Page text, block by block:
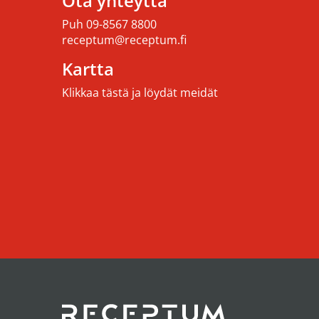
Puh 09-8567 8800
receptum@receptum.fi
Kartta
Klikkaa tästä ja löydät meidät